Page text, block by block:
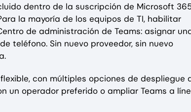
dentro de la suscripción de Microsoft
la mayoría de los equipos de TI, habilitar
de administración de Teams: asignar
teléfono. Sin nuevo proveedor, sin nuevo
con múltiples opciones de despliegue
operador preferido o ampliar Teams a